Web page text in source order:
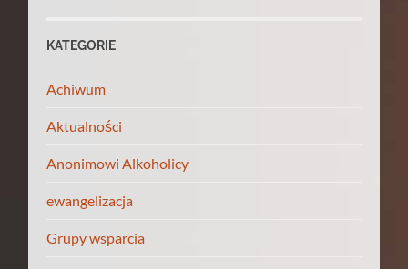
KATEGORIE
Achiwum
Aktualności
Anonimowi Alkoholicy
ewangelizacja
Grupy wsparcia